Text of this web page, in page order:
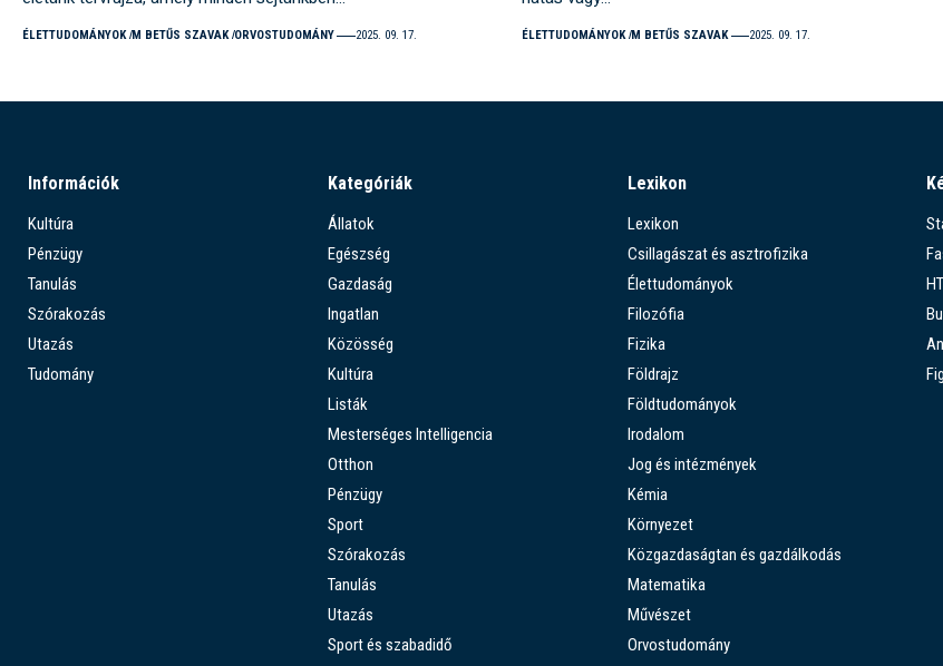
ÉLETTUDOMÁNYOK M BETŰS SZAVAK ORVOSTUDOMÁNY 2025. 09. 17. ÉLETTUDOMÁNYOK M BETŰS SZAVAK 2025. 09. 17.
Információk
Kultúra
Pénzügy
Tanulás
Szórakozás
Utazás
Tudomány
Kategóriák
Állatok
Egészség
Gazdaság
Ingatlan
Közösség
Kultúra
Listák
Mesterséges Intelligencia
Otthon
Pénzügy
Sport
Szórakozás
Tanulás
Utazás
Sport és szabadidő
Lexikon
Lexikon
Csillagászat és asztrofizika
Élettudományok
Filozófia
Fizika
Földrajz
Földtudományok
Irodalom
Jog és intézmények
Kémia
Környezet
Közgazdaságtan és gazdálkodás
Matematika
Művészet
Orvostudomány